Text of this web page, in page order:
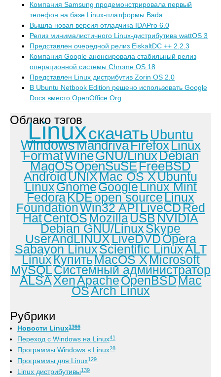
Компания Samsung продемонстрировала первый
телефон на базе Linux-платформы Bada
Вышла новая версия отладчика IDAPro 6.0
Релиз минималистичного Linux-дистрибутива wattOS 3
Представлен очередной релиз EiskaltDC ++ 2.2.3
Компания Google анонсировала стабильный релиз
операционной системы Chrome OS 18
Представлен Linux дистрибутив Zorin OS 2.0
В Ubuntu Netbook Edition решено использовать Google
Docs вместо OpenOffice.Org
Облако тэгов
Linuxскачать Ubuntu
WindowsMandrivaFirefoxLinux
FormatWineGNU/LinuxDebian
MagOSOpenSuSEFreeBSD
AndroidUNIXMac OS XUbuntu
LinuxGnomeGoogleLinux Mint
FedoraKDEopen sourceLinux
FoundationWin32 APILiveCDRed
HatCentOSMozillaUSBNVIDIA
Debian GNU/LinuxSkype
UserAndLINUXLiveDVDOpera
Sabayon LinuxScientific LinuxALT
LinuxКупитьMacOS XMicrosoft
MySQLСистемный администратор
ALSAXenApacheOpenBSDMac
OSArch Linux
Рубрики
Новости Linux1366
Переход с Windows на Linux41
Программы Windows в Linux28
Программы для Linux129
Linux дистрибутивы139